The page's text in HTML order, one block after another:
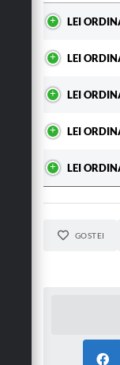
LEI
LEI
LEI
LEI
LEI
GOSTEI